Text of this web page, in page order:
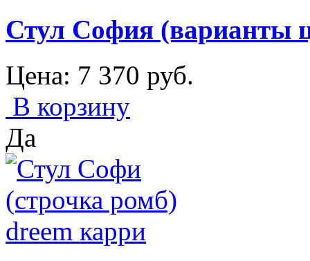
Стул София (варианты
Цена: 7 370 руб.
В корзину
Да